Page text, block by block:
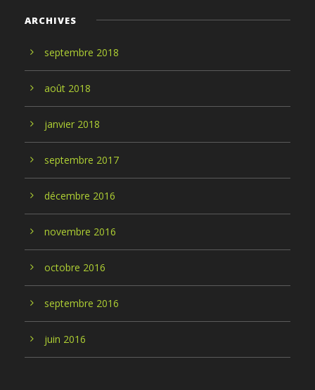
ARCHIVES
septembre 2018
août 2018
janvier 2018
septembre 2017
décembre 2016
novembre 2016
octobre 2016
septembre 2016
juin 2016